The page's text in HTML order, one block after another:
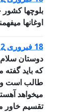
بلوچها کشور
اوغانها
18 فبروری 2012, 13:07
دوستان
که باید
طالب است و
میخواهد
تقسیم خاور